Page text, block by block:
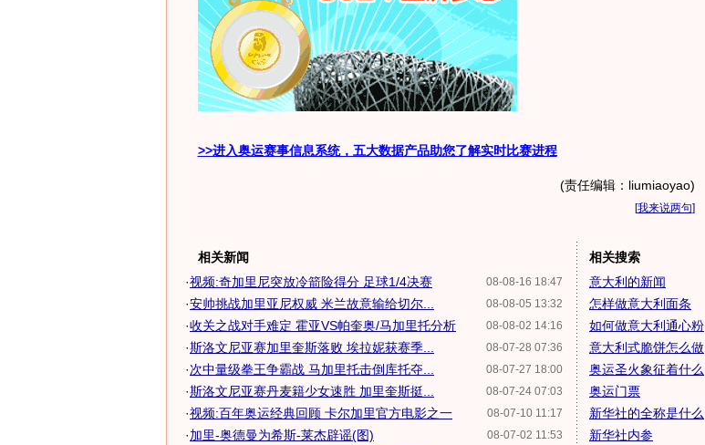
>>进入奥运赛事信息系统，五大数据产品助您了解实时比赛进程
(责任编辑：liumiaoyao)
[我来说两句]
相关新闻
08-08-16 18:47
·视频:奇加里尼突放冷箭险得分 足球1/4决赛
08-08-05 13:32
·安帅挑战加里亚尼权威 米兰故意输给切尔...
08-08-02 14:16
·收关之战对手难定 霍亚VS帕奎奥/马加里托分析
08-07-28 07:36
·斯洛文尼亚赛加里奎斯落败 埃拉妮获赛季...
08-07-27 18:00
·次中量级拳王争霸战 马加里托击倒库托夺...
08-07-24 07:03
·斯洛文尼亚赛丹麦籍少女速胜 加里奎斯挺...
08-07-10 11:17
·视频:百年奥运经典回顾 卡尔加里官方电影之一
08-07-02 11:53
·加里-奥德曼为希斯-莱杰辟谣(图)
相关搜索
意大利的新闻
怎样做意大利面条
如何做意大利通心粉
意大利式脆饼怎么做
奥运圣火象征着什么
奥运门票
新华社的全称是什么
新华社内参